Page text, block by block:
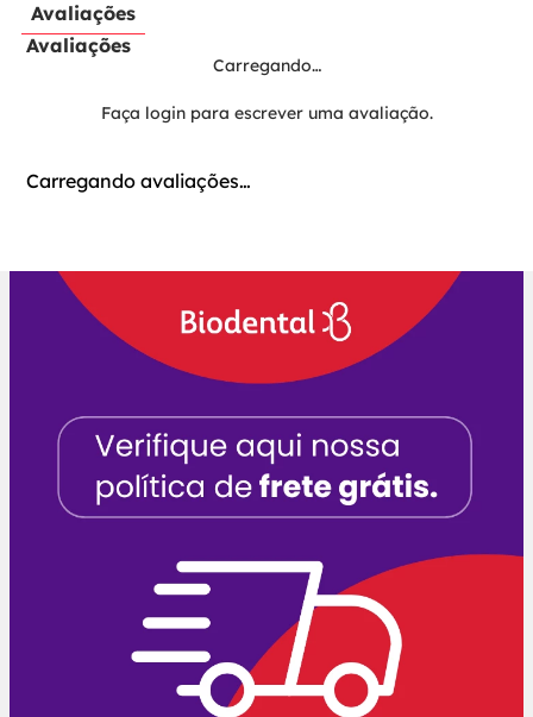
Avaliações
Avaliações
Carregando…
Faça login para escrever uma avaliação.
Carregando avaliações…